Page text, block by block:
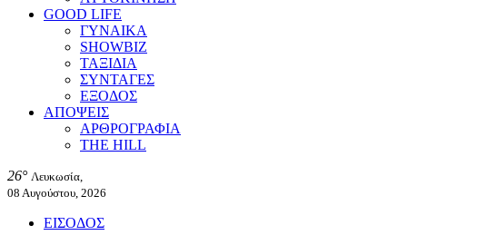
GOOD LIFE
ΓΥΝΑΙΚΑ
SHOWBIZ
ΤΑΞΙΔΙΑ
ΣΥΝΤΑΓΕΣ
ΕΞΟΔΟΣ
ΑΠΟΨΕΙΣ
ΑΡΘΡΟΓΡΑΦΙΑ
THE HILL
26° Λευκωσία,
08 Αυγούστου, 2026
ΕΙΣΟΔΟΣ